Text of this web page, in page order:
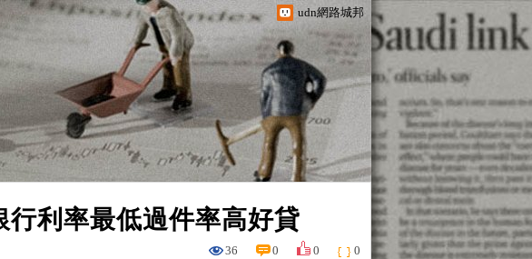
udn網路城邦
利率最低過件率高好貸
36 0 0 0